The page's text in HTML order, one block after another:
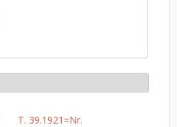
T. 39.1921=Nr.